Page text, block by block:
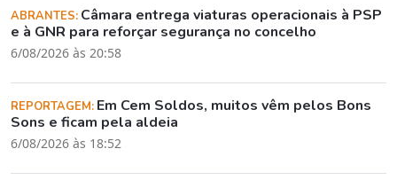
ABRANTES: Câmara entrega viaturas operacionais à PSP
e à GNR para reforçar segurança no concelho
6/08/2026 às 20:58
REPORTAGEM: Em Cem Soldos, muitos vêm pelos Bons
Sons e ficam pela aldeia
6/08/2026 às 18:52